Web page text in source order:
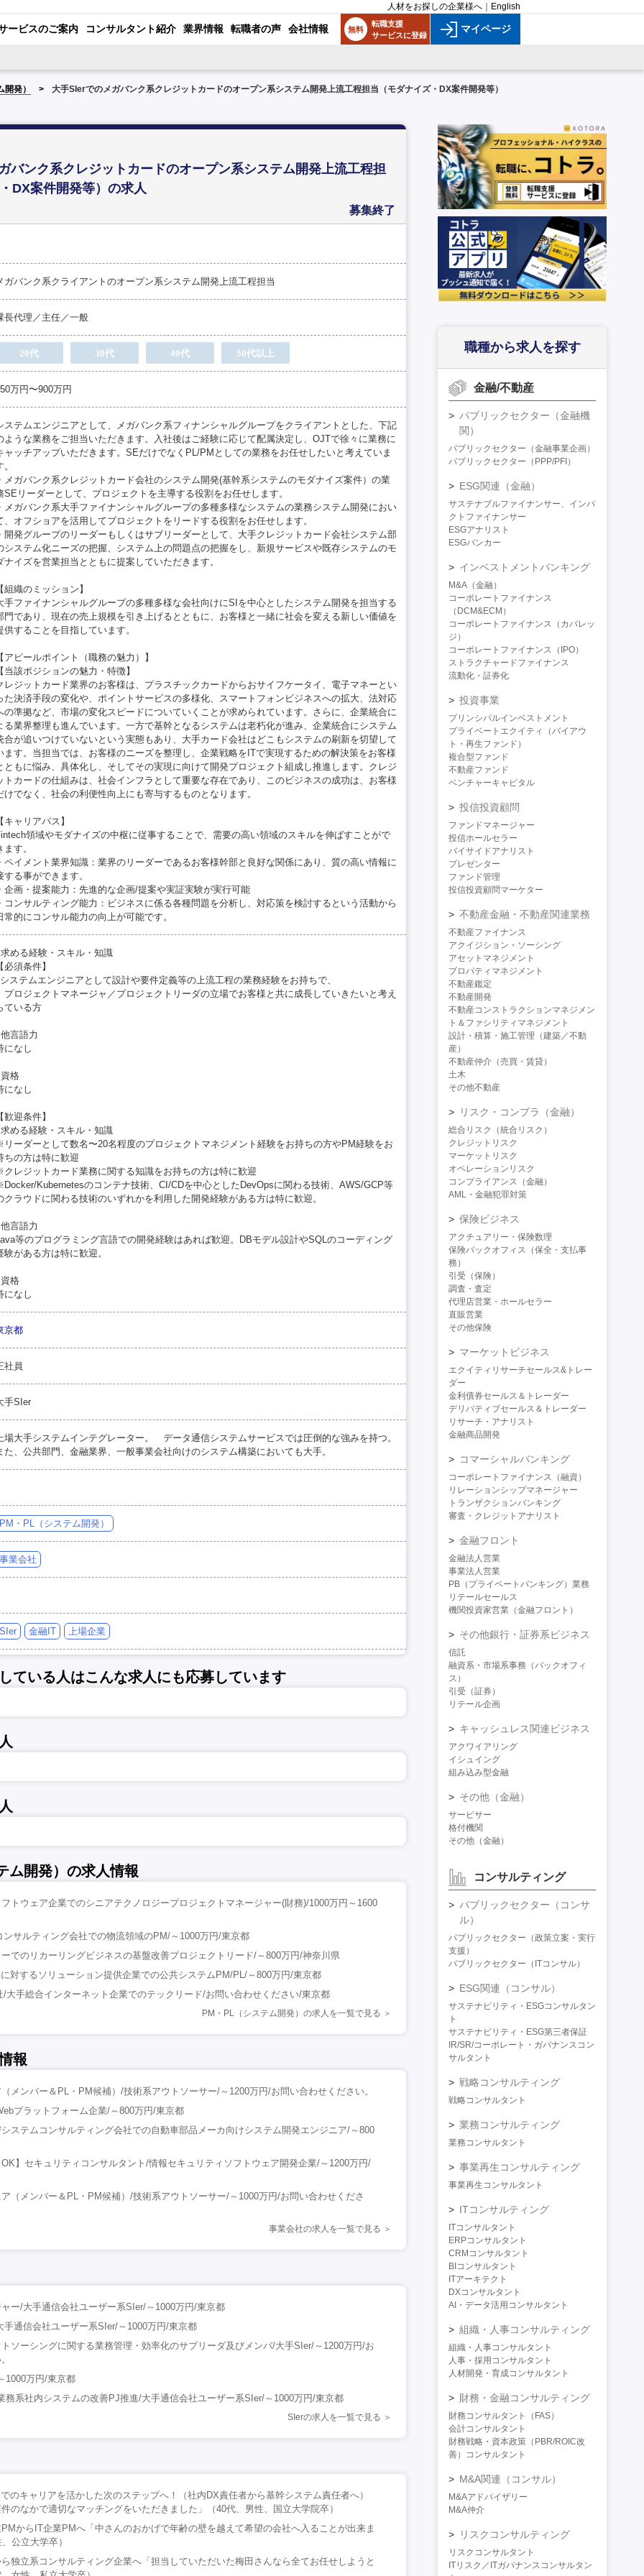
人材をお探しの企業様へ English
ービスのご案内 コンサルタント紹介 業界情報 転職者の声 会社情報 無料
転職支援
サービスに登録
マイページ
発） 大手SIerでのメガバンク系クレジットカードのオープン系システム開発上流工程担当（モダナイズ・DX案件開発等）
バンク系クレジットカードのオープン系システム開発上流工程担
DX案件開発等）の求人
募集終了
ガバンク系クライアントのオープン系システム開発上流工程担当
長代理／主任／一般
20代 30代 40代 50代以上
万円〜900万円
ステムエンジニアとして、メガバンク系フィナンシャルグループをクライアントとした、下記
ような業務をご担当いただきます。入社後はご経験に応じて配属決定し、OJTで徐々に業務に
ャッチアップいただきます。SEだけでなくPL/PMとしての業務をお任せしたいと考えていま
。
メガバンク系クレジットカード会社のシステム開発(基幹系システムのモダナイズ案件）の業
SEリーダーとして、プロジェクトを主導する役割をお任せします。
メガバンク系大手ファイナンシャルグループの多種多様なシステムの業務システム開発におい
、オフショアを活用してプロジェクトをリードする役割をお任せします。
開発グループのリーダーもしくはサブリーダーとして、大手クレジットカード会社システム部
システム化ニーズの把握、システム上の問題点の把握をし、新規サービスや既存システムのモ
ナイズを営業担当とともに提案していただきます。
組織のミッション】
手ファイナンシャルグループの多種多様な会社向けにSIを中心としたシステム開発を担当する
門であり、現在の売上規模を引き上げるとともに、お客様と一緒に社会を変える新しい価値を
供することを目指しています。
アピールポイント（職務の魅力）】
当該ポジションの魅力・特徴】
レジットカード業界のお客様は、プラスチックカードからおサイフケータイ、電子マネーとい
た決済手段の変化や、ポイントサービスの多様化、スマートフォンビジネスへの拡大、法対応
の準拠など、市場の変化スピードについていくことが求められています。さらに、企業統合に
る業界整理も進んでいます。一方で基幹となるシステムは老朽化が進み、企業統合にシステム
合が追いつけていないという実態もあり、大手カード会社はどこもシステムの刷新を切望して
ます。当担当では、お客様のニーズを整理し、企業戦略をITで実現するための解決策をお客様
ともに悩み、具体化し、そしてその実現に向けて開発プロジェクト組成し推進します。クレジ
トカードの仕組みは、社会インフラとして重要な存在であり、このビジネスの成功は、お客様
けでなく、社会の利便性向上にも寄与するものとなります。
キャリアパス】
領域やモダナイズの中枢に従事することで、需要の高い領域のスキルを伸ばすことがで
ます。
ペイメント業界知識：業界のリーダーであるお客様幹部と良好な関係にあり、質の高い情報に
する事ができます。
企画・提案能力：先進的な企画/提案や実証実験が実行可能
コンサルティング能力：ビジネスに係る各種問題を分析し、対応策を検討するという活動から
常的にコンサル能力の向上が可能です。
める経験・スキル・知識
必須条件】
ステムエンジニアとして設計や要件定義等の上流工程の業務経験をお持ちで、
ロジェクトマネージャ／プロジェクトリーダの立場でお客様と共に成長していきたいと考え
ている方
言語力
になし
格
になし
歓迎条件】
める経験・スキル・知識
ーダーとして数名〜20名程度のプロジェクトマネジメント経験をお持ちの方やPM経験をお
ちの方は特に歓迎
レジットカード業務に関する知識をお持ちの方は特に歓迎
Kubernetesのコンテナ技術、CI/CDを中心としたDevOpsに関わる技術、AWS/GCP等
クラウドに関わる技術のいずれかを利用した開発経験がある方は特に歓迎。
言語力
等のプログラミング言語での開発経験はあれば歓迎。DBモデル設計やSQLのコーディング
験がある方は特に歓迎。
格
になし
京都
社員
手SIer
場大手システムインテグレーター。 データ通信システムサービスでは圧倒的な強みを持つ。
た、公共部門、金融業界、一般事業会社向けのシステム構築においても大手。
PM・PL（システム開発）
事業会社
SIer 金融IT 上場企業
ている人はこんな求人にも応募しています
ム開発）の求人情報
トウェア企業でのシニアテクノロジープロジェクトマネージャー(財務)/1000万円～1600
サルティング会社での物流領域のPM/～1000万円/東京都
でのリカーリングビジネスの基盤改善プロジェクトリード/～800万円/神奈川県
対するソリューション提供企業での公共システムPM/PL/～800万円/東京都
/大手総合インターネット企業でのテックリード/お問い合わせください/東京都
PM・PL（システム開発）の求人を一覧で見る
報
メンバー＆PL・PM候補）/技術系アウトソーサー/～1200万円/お問い合わせください。
プラットフォーム企業/～800万円/東京都
ステムコンサルティング会社での自動車部品メーカ向けシステム開発エンジニア/～800
】セキュリティコンサルタント/情報セキュリティソフトウェア開発企業/～1200万円/
（メンバー＆PL・PM候補）/技術系アウトソーサー/～1000万円/お問い合わせくださ
事業会社の求人を一覧で見る
ー/大手通信会社ユーザー系SIer/～1000万円/東京都
手通信会社ユーザー系SIer/～1000万円/東京都
ソーシングに関する業務管理・効率化のサブリーダ及びメンバ/大手SIer/～1200万円/お
1000万円/東京都
務系社内システムの改善PJ推進/大手通信会社ユーザー系SIer/～1000万円/東京都
SIerの求人を一覧で見る
のキャリアを活かした次のステップへ！（社内DX責任者から基幹システム責任者へ）
のなかで適切なマッチングをいただきました」（40代、男性、国立大学院卒）
からIT企業PMへ「中さんのおかげで年齢の壁を越えて希望の会社へ入ることが出来ま
公立大学卒）
独立系コンサルティング企業へ「担当していただいた梅田さんなら全てお任せしようと
職種から求人を探す
金融/不動産
パブリックセクター（金融機
関）
パブリックセクター（金融事業企画）
パブリックセクター（PPP/PFI）
ESG関連（金融）
サステナブルファイナンサー、インパ
クトファイナンサー
ESGアナリスト
ESGバンカー
インベストメントバンキング
M&A（金融）
コーポレートファイナンス
（DCM&ECM）
コーポレートファイナンス（カバレッ
ジ）
コーポレートファイナンス（IPO）
ストラクチャードファイナンス
流動化・証券化
投資事業
プリンシパルインベストメント
プライベートエクイティ（バイアウ
ト・再生ファンド）
複合型ファンド
不動産ファンド
ベンチャーキャピタル
投信投資顧問
ファンドマネージャー
投信ホールセラー
バイサイドアナリスト
プレゼンター
ファンド管理
投信投資顧問マーケター
不動産金融・不動産関連業務
不動産ファイナンス
アクイジション・ソーシング
アセットマネジメント
プロパティマネジメント
不動産鑑定
不動産開発
不動産コンストラクションマネジメン
ト＆ファシリティマネジメント
設計・積算・施工管理（建築／不動
産）
不動産仲介（売買・賃貸）
土木
その他不動産
リスク・コンプラ（金融）
総合リスク（統合リスク）
クレジットリスク
マーケットリスク
オペレーションリスク
コンプライアンス（金融）
AML・金融犯罪対策
保険ビジネス
アクチュアリー・保険数理
保険バックオフィス（保全・支払事
務）
引受（保険）
調査・査定
代理店営業・ホールセラー
直販営業
その他保険
マーケットビジネス
エクイティリサーチセールス&トレー
ダー
金利債券セールス＆トレーダー
デリバティブセールス＆トレーダー
リサーチ・アナリスト
金融商品開発
コマーシャルバンキング
コーポレートファイナンス（融資）
リレーションシップマネージャー
トランザクションバンキング
審査・クレジットアナリスト
金融フロント
金融法人営業
事業法人営業
PB（プライベートバンキング）業務
リテールセールス
機関投資家営業（金融フロント）
その他銀行・証券系ビジネス
信託
融資系・市場系事務（バックオフィ
ス）
引受（証券）
リテール企画
キャッシュレス関連ビジネス
アクワイアリング
イシュイング
組み込み型金融
その他（金融）
サービサー
格付機関
その他（金融）
コンサルティング
パブリックセクター（コンサ
ル）
パブリックセクター（政策立案・実行
支援）
パブリックセクター（ITコンサル）
ESG関連（コンサル）
サステナビリティ・ESGコンサルタン
ト
サステナビリティ・ESG第三者保証
IR/SR/コーポレート・ガバナンスコン
サルタント
戦略コンサルティング
戦略コンサルタント
業務コンサルティング
業務コンサルタント
事業再生コンサルティング
事業再生コンサルタント
ITコンサルティング
ITコンサルタント
ERPコンサルタント
CRMコンサルタント
BIコンサルタント
ITアーキテクト
DXコンサルタント
AI・データ活用コンサルタント
組織・人事コンサルティング
組織・人事コンサルタント
人事・採用コンサルタント
人材開発・育成コンサルタント
財務・金融コンサルティング
財務コンサルタント（FAS）
会計コンサルタント
財務戦略・資本政策（PBR/ROIC改
善）コンサルタント
M&A関連（コンサル）
M&Aアドバイザリー
M&A仲介
リスクコンサルティング
リスクコンサルタント
ITリスク／ITガバナンスコンサルタン